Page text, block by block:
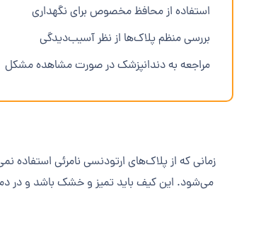
استفاده از محافظ مخصوص برای نگهداری
بررسی منظم پلاک‌ها از نظر آسیب‌دیدگی
مراجعه به دندانپزشک در صورت مشاهده مشکل
زمانی که از پلاک‌های ارتودنسی نامرئی استفاده
می‌شود. این کیف باید تمیز و خشک باشد و در